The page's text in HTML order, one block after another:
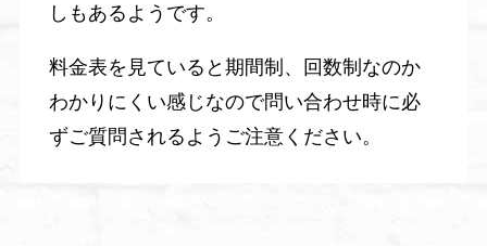
しもあるようです。
料金表を見ていると期間制、回数制なのか
わかりにくい感じなので問い合わせ時に必
ずご質問されるようご注意ください。